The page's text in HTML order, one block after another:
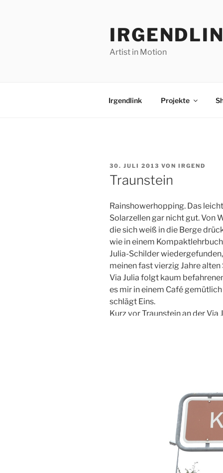
Artist in Motion
Irgendlink Projekte
VERÖFFENTLICHT
AM
30. JULI 2013 VON IRGEND
Traunstein
Rainshowerhopping. Das
Solarzellen gar nicht gut. Von
die sich weiß in die Berge
wie in einem
Julia-Schilder
meinen fast vierzig Jahre
Via Julia folgt kaum
es mir in einem Café
schlägt Eins.
Kurz vor Traunstein an der Via